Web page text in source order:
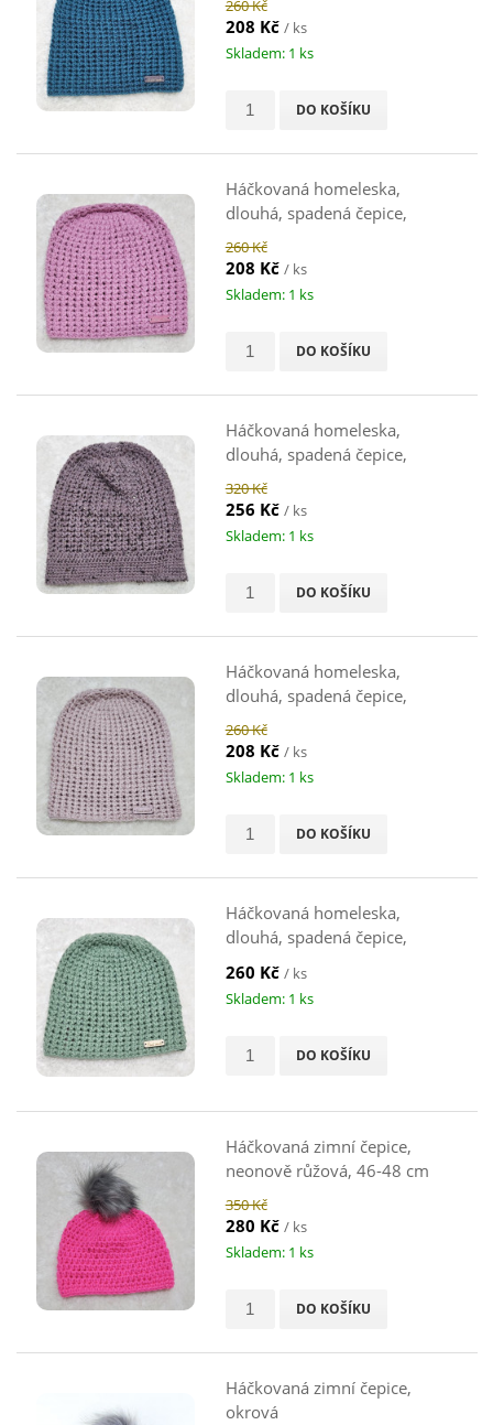
260 Kč
208 Kč / ks
Skladem: 1 ks
DO KOŠÍKU
Háčkovaná homeleska,
dlouhá, spadená čepice,
růžová, 44 - 48 cm
260 Kč
208 Kč / ks
Skladem: 1 ks
DO KOŠÍKU
Háčkovaná homeleska,
dlouhá, spadená čepice,
starofialová, 48-50 cm
320 Kč
256 Kč / ks
Skladem: 1 ks
DO KOŠÍKU
Háčkovaná homeleska,
dlouhá, spadená čepice,
starorůžová, 46-48 cm
260 Kč
208 Kč / ks
Skladem: 1 ks
DO KOŠÍKU
Háčkovaná homeleska,
dlouhá, spadená čepice,
zelená, 46 cm
260 Kč / ks
Skladem: 1 ks
DO KOŠÍKU
Háčkovaná zimní čepice,
neonově růžová, 46-48 cm
350 Kč
280 Kč / ks
Skladem: 1 ks
DO KOŠÍKU
Háčkovaná zimní čepice,
okrová